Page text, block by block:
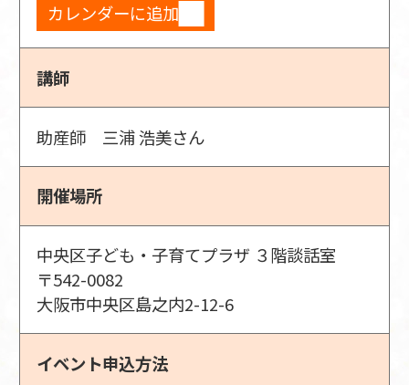
カレンダーに追加
講師
助産師 三浦 浩美さん
開催場所
中央区子ども・子育てプラザ ３階談話室
〒542-0082
大阪市中央区島之内2-12-6
イベント申込方法